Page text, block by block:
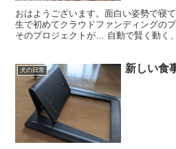
おはようございます。面白い姿勢で寝
生で初めてクラウドファンディングの
そのプロジェクトが… 自動で賢く動く
犬の日常 新しい食